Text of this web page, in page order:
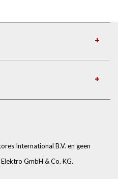
International B.V. en geen
GmbH & Co. KG.